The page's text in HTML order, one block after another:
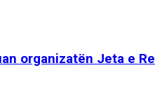
organizatën Jeta e Re